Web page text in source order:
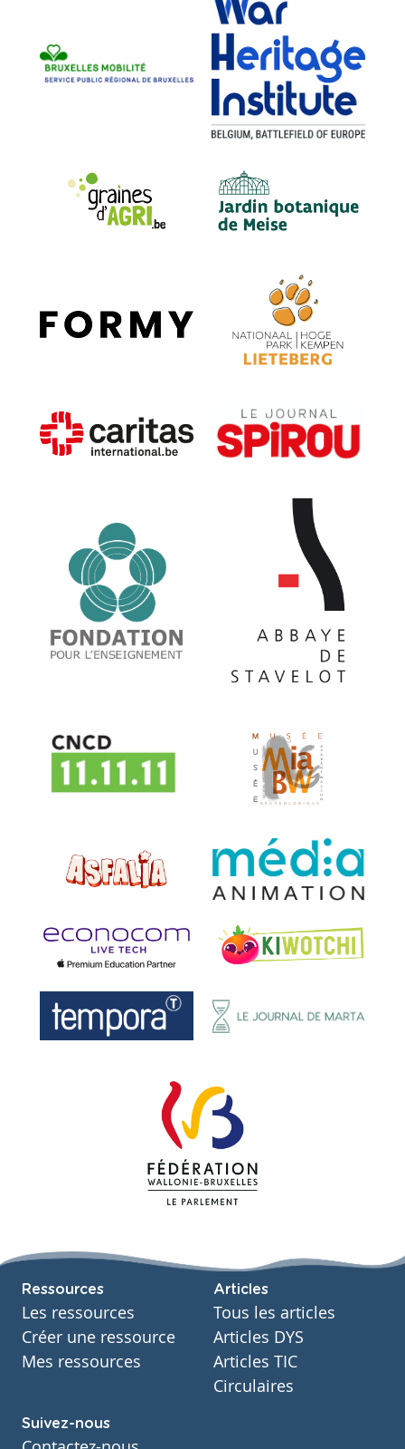
Ressources
Les ressources
Créer une ressource
Mes ressources
Articles
Tous les articles
Articles DYS
Articles TIC
Circulaires
Suivez-nous